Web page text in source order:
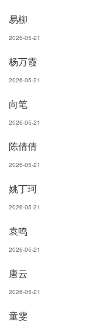
易柳
2026-05-21
杨万霞
2026-05-21
向笔
2026-05-21
陈倩倩
2026-05-21
姚丁珂
2026-05-21
袁鸣
2026-05-21
唐云
2026-05-21
童雯